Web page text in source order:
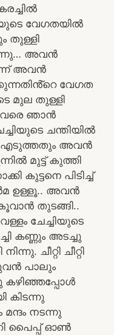
വേഗതയിൽ
തുള്ളി
അവൻ
അവൻ
വേഗത
മുല തുള്ളി
വരെ ഞാൻ
ചന്തിയിൽ
എടുത്തതും അവൻ
മുട്ട് കുത്തി
കുട്ടനെ പിടിച്ച്
ഉള്ളൂ.. അവൻ
തുടങ്ങി..
ചേച്ചിയുടെ
കണ്ണും അടച്ചു
ചീറ്റി ചീറ്റി
പാലും
കഴിഞ്ഞപ്പോൾ
കിടന്നു
മന്ദം നടന്നു
പൈപ്പ് ഓൺ